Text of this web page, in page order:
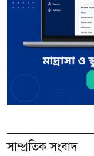
সাম্প্রতিক সংবাদ